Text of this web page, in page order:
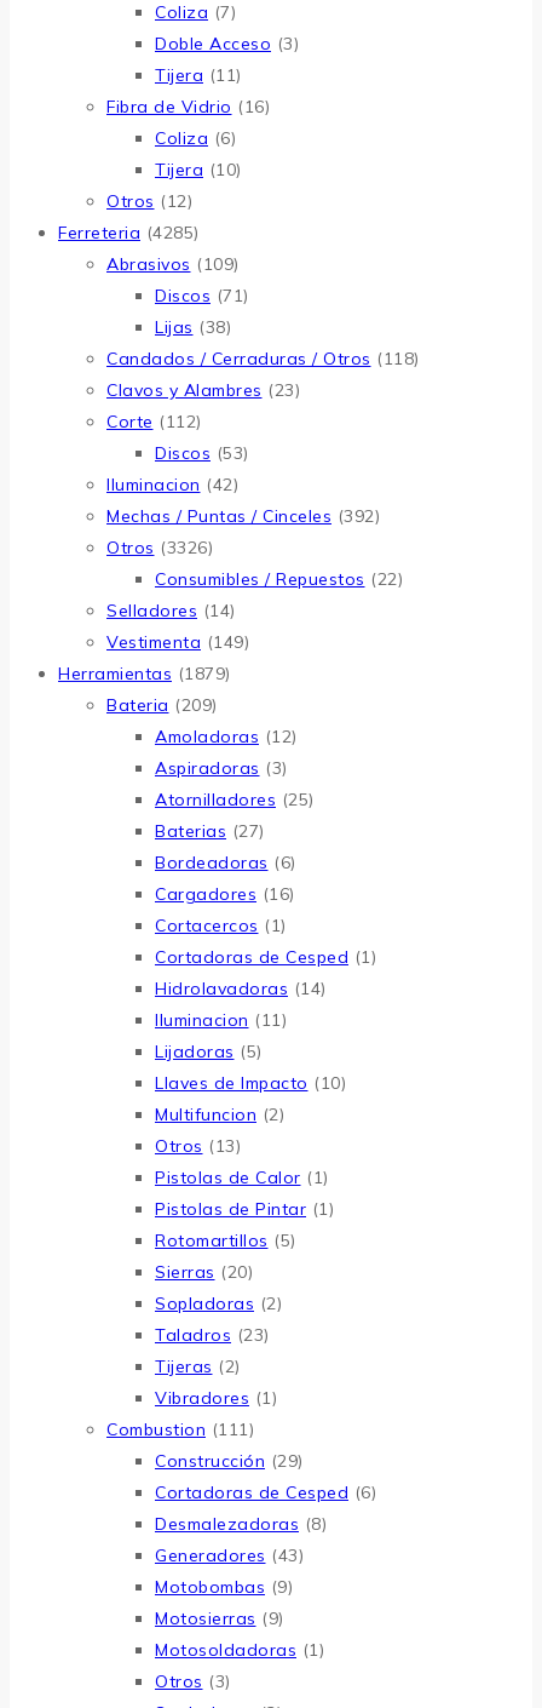
Coliza (7)
Doble Acceso (3)
Tijera (11)
Fibra de Vidrio (16)
Coliza (6)
Tijera (10)
Otros (12)
Ferreteria (4285)
Abrasivos (109)
Discos (71)
Lijas (38)
Candados / Cerraduras / Otros (118)
Clavos y Alambres (23)
Corte (112)
Discos (53)
Iluminacion (42)
Mechas / Puntas / Cinceles (392)
Otros (3326)
Consumibles / Repuestos (22)
Selladores (14)
Vestimenta (149)
Herramientas (1879)
Bateria (209)
Amoladoras (12)
Aspiradoras (3)
Atornilladores (25)
Baterias (27)
Bordeadoras (6)
Cargadores (16)
Cortacercos (1)
Cortadoras de Cesped (1)
Hidrolavadoras (14)
Iluminacion (11)
Lijadoras (5)
Llaves de Impacto (10)
Multifuncion (2)
Otros (13)
Pistolas de Calor (1)
Pistolas de Pintar (1)
Rotomartillos (5)
Sierras (20)
Sopladoras (2)
Taladros (23)
Tijeras (2)
Vibradores (1)
Combustion (111)
Construcción (29)
Cortadoras de Cesped (6)
Desmalezadoras (8)
Generadores (43)
Motobombas (9)
Motosierras (9)
Motosoldadoras (1)
Otros (3)